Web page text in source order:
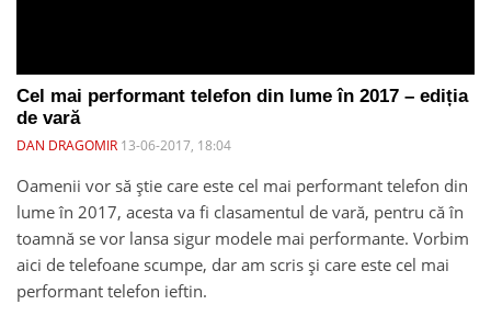
Cel mai performant telefon din lume în 2017 – ediția
de vară
DAN DRAGOMIR 13-06-2017, 18:04
Oamenii vor să știe care este cel mai performant telefon din
lume în 2017, acesta va fi clasamentul de vară, pentru că în
toamnă se vor lansa sigur modele mai performante. Vorbim
aici de telefoane scumpe, dar am scris și care este cel mai
performant telefon ieftin.